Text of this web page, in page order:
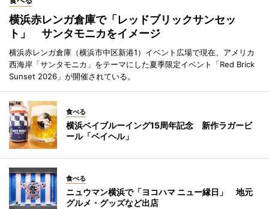
横浜赤レンガ倉庫で「レッドブリックサンセッ
ト」 サンタモニカをイメージ
横浜赤レンガ倉庫（横浜市中区新港1）イベント広場で現在、アメリカ
西海岸「サンタモニカ」をテーマにした夏季限定イベント「Red Brick
Sunset 2026」が開催されている。
食べる
横浜ベイブルーイング15周年記念 新作ラガービ
ール「ベイヘル」
食べる
ニュウマン横浜で「ヨコハマ ニュー縁日」 地元
グルメ・グッズなど出店